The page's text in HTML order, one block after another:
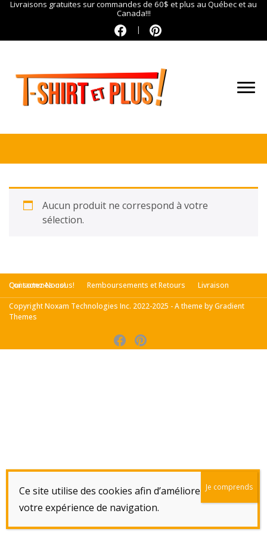
Livraisons gratuites sur commandes de 60$ et plus au Québec et au
Canada!!!
Aucun produit ne correspond à votre
sélection.
Qui sommes-nous! Remboursements et Retours Livraison
Contactez-Nous!
Copyright Noxam Technologies Inc. 2022-2025 - A theme by Gradient
Themes
Ce site utilise des cookies afin d’améliorer
votre expérience de navigation.